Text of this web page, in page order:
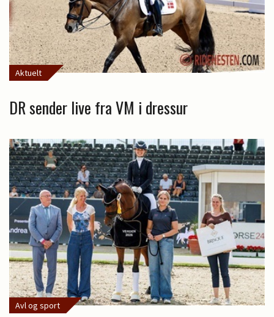
Aktuelt
DR sender live fra VM i dressur
Avl og sport